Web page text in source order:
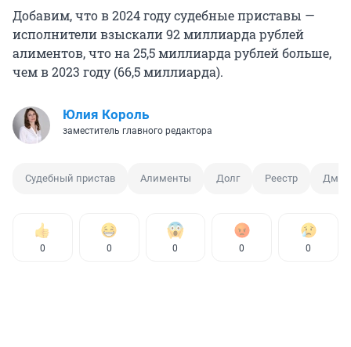
Добавим, что в 2024 году судебные приставы —
исполнители взыскали 92 миллиарда рублей
алиментов, что на 25,5 миллиарда рублей больше,
чем в 2023 году (66,5 миллиарда).
Юлия Король
заместитель главного редактора
Судебный пристав Алименты Долг Реестр
0 0 0 0 0